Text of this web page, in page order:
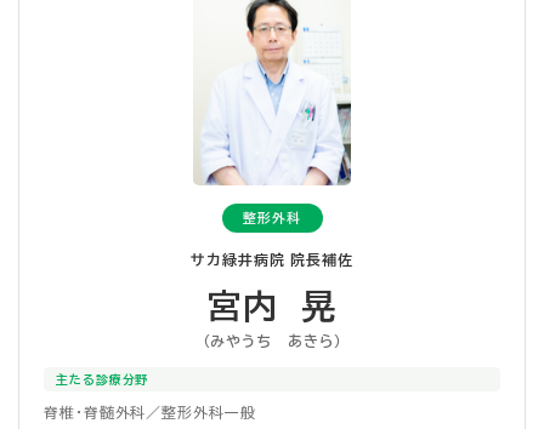
整形外科
サカ緑井病院 院長補佐
宮内 晃
（みやうち あきら）
主たる診療分野
脊椎・脊髄外科／整形外科一般